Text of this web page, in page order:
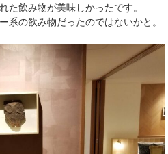
た飲み物が美味しかったです。
系の飲み物だったのではないかと。